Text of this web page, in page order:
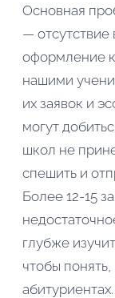
Основная
— отсутствие
оформление
нашими
их заявок и
могут
школ не
спешить и
Более 12-15
глубже
чтобы